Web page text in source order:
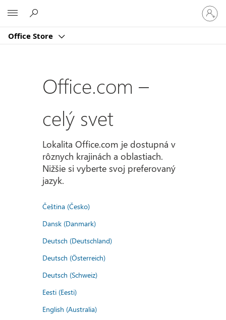
Office Store
sa
k
kontu
Office.com –
celý svet
Lokalita Office.com je dostupná v
rôznych krajinách a oblastiach.
Nižšie si vyberte svoj preferovaný
jazyk.
Čeština (Česko)
Dansk (Danmark)
Deutsch (Deutschland)
Deutsch (Österreich)
Deutsch (Schweiz)
Eesti (Eesti)
English (Australia)